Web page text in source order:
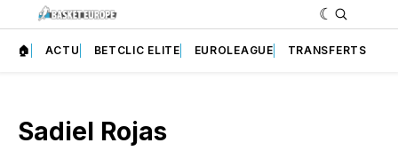
🏠 ACTU BETCLIC ELITE EUROLEAGUE TRANSFERTS
Sadiel Rojas